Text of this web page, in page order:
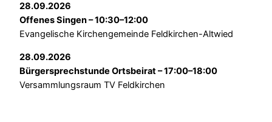
28.09.2026
Offenes Singen – 10:30–12:00
Evangelische Kirchengemeinde Feldkirchen-Altwied
28.09.2026
Bürgersprechstunde Ortsbeirat – 17:00–18:00
Versammlungsraum TV Feldkirchen